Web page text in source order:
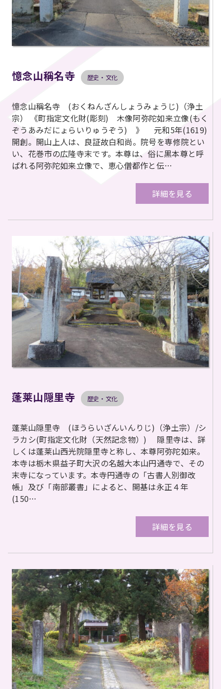
憶念山稱名寺 歴史・文化
憶念山稱名寺 (おくねんざんしょうみょうじ)（浄土
宗） 《町指定文化財(彫刻) 木像阿弥陀如来立像(もく
ぞうあみだにょらいりゅうぞう) 》 元和5年(1619)
開創。開山上人は、良証故白和尚。院号を専修院とい
い、花巻市の広隆寺末です。本尊は、俗に黒本尊と呼
ばれる阿弥陀如来立像で、恵心僧都作と伝…
詳細を見る
蓬莱山隠里寺 歴史・文化
蓬莱山隠里寺 (ほうらいざんいんりじ)（浄土宗）/シ
ラカシ(町指定文化財（天然記念物）) 隠里寺は、詳
しくは蓬莱山西光院隠里寺と称し、本尊阿弥陀如来。
本寺は栃木県益子町大沢の名越大本山円通寺で、その
末寺になっています。本寺円通寺の「古書人別御改
帳」及び「南部叢書」によると、開基は永正４年
(150…
詳細を見る